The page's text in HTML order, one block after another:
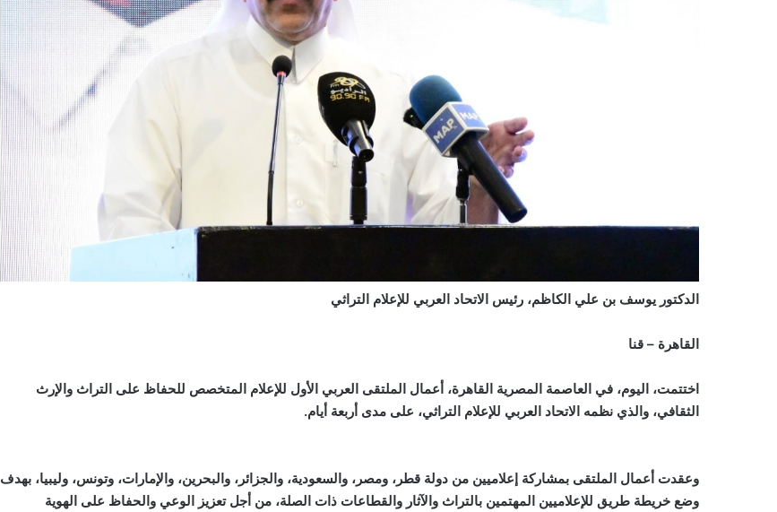
الدكتور يوسف بن علي الكاظم، رئيس الاتحاد العربي للإعلام التراثي
القاهرة – قنا
اختتمت، اليوم، في العاصمة المصرية القاهرة، أعمال الملتقى العربي الأول للإعلام المتخصص للحفاظ على التراث والإرث
الثقافي، والذي نظمه الاتحاد العربي للإعلام التراثي، على مدى أربعة أيام.
وعقدت أعمال الملتقى بمشاركة إعلاميين من دولة قطر، ومصر، والسعودية، والجزائر، والبحرين، والإمارات، وتونس، وليبيا، بهدف
وضع خريطة طريق للإعلاميين المهتمين بالتراث والآثار والقطاعات ذات الصلة، من أجل تعزيز الوعي والحفاظ على الهوية